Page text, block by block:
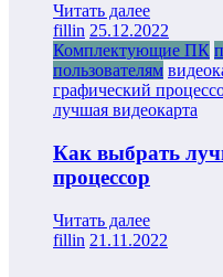
Читать далее
fillin 25.12.2022
Комплектующие ПК
пользователям
графический
лучшая видеокарта
Как выбрать
процессор
Читать далее
fillin 21.11.2022